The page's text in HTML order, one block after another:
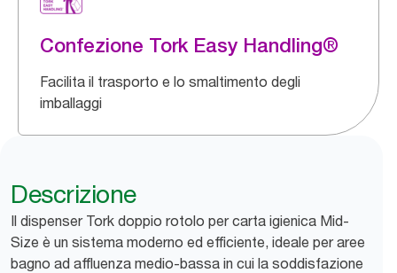
Confezione Tork Easy Handling®
Facilita il trasporto e lo smaltimento degli
imballaggi
Descrizione
Il dispenser Tork doppio rotolo per carta igienica Mid-
Size è un sistema moderno ed efficiente, ideale per aree
bagno ad affluenza medio-bassa in cui la soddisfazione